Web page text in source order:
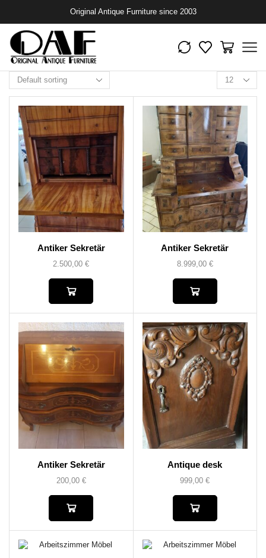
Original Antique Furniture since 2003
Antiker Sekretär
2.500,00€
Antiker Sekretär
8.999,00 €
Antiker Sekretär
200,00 €
Antique desk
999,00€